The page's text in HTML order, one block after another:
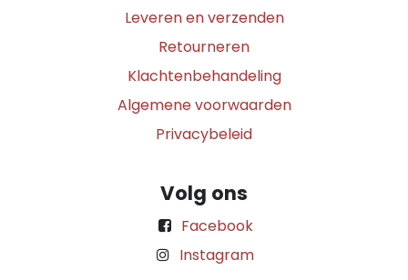
Leveren en verzenden
Retourneren
Klachtenbehandeling
Algemene voorwaarden
Privacybeleid
Volg ons
Facebook
Instagram